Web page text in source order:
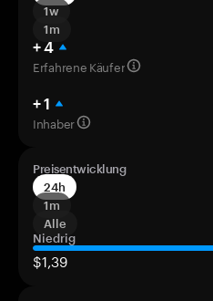
1w
1m
+ 4
Erfahrene Käufer
+ 1
Inhaber
Preisentwicklung
24h
1m
Alle
Niedrig
$1,39